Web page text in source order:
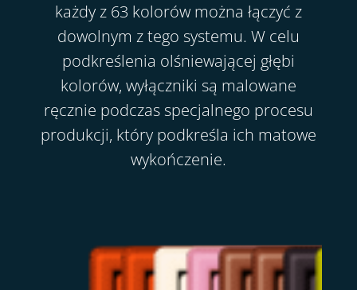
każdy z 63 kolorów można łączyć z
dowolnym z tego systemu. W celu
podkreślenia olśniewającej głębi
kolorów, wyłączniki są malowane
ręcznie podczas specjalnego procesu
produkcji, który podkreśla ich matowe
wykończenie.